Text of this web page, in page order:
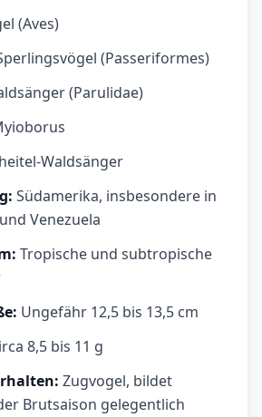
(Aves)
(Passeriformes)
(Parulidae)
Waldsänger
Südamerika, insbesondere in
Venezuela
Tropische und subtropische
Ungefähr 12,5 bis 13,5 cm
8,5 bis 11 g
Zugvogel, bildet
Brutsaison gelegentlich